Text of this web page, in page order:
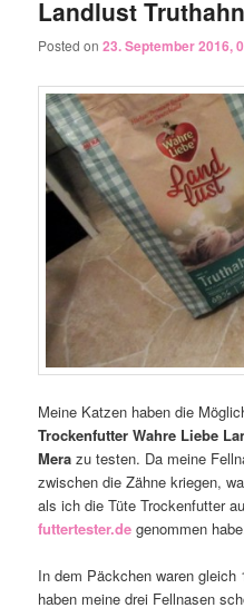
Landlust Truthahn
Posted on23. September 2016,
Meine Katzen haben die
Trockenfutter Wahre Liebe
Mera zu testen. Da meine
zwischen die Zähne kriegen,
als ich die Tüte Trockenfutter
futtertester.de genommen
In dem Päckchen waren
haben meine drei Fellnasen